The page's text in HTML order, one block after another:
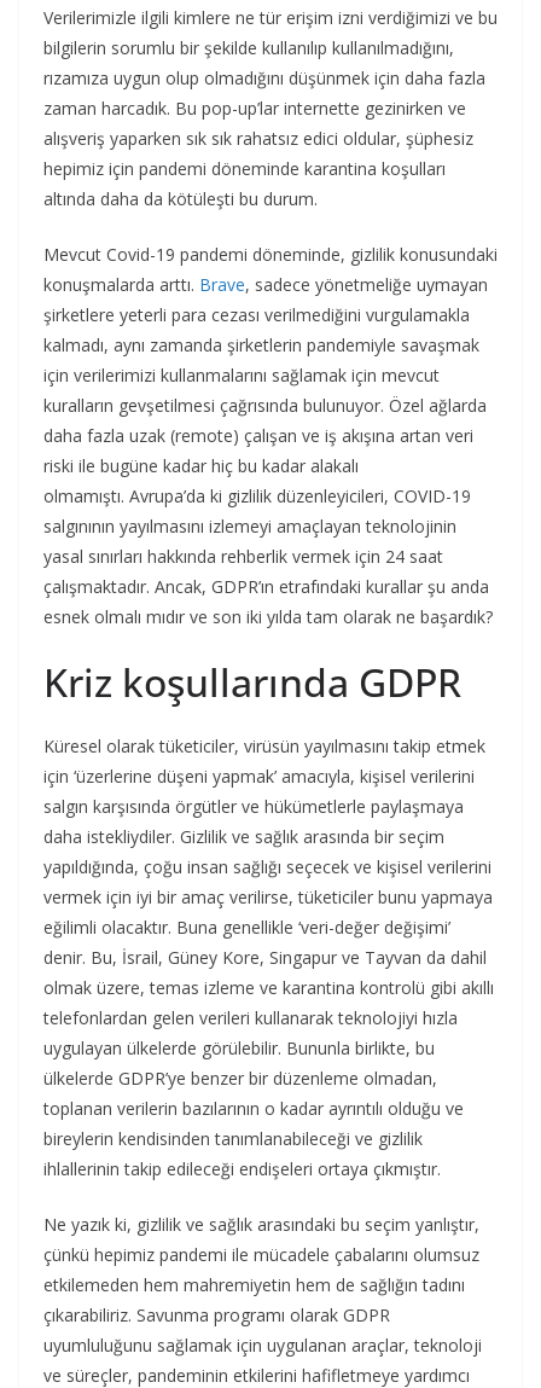
Verilerimizle ilgili kimlere ne tür erişim izni verdiğimizi ve bu
bilgilerin sorumlu bir şekilde kullanılıp kullanılmadığını,
rızamıza uygun olup olmadığını düşünmek için daha fazla
zaman harcadık. Bu pop-up’lar internette gezinirken ve
alışveriş yaparken sık sık rahatsız edici oldular, şüphesiz
hepimiz için pandemi döneminde karantina koşulları
altında daha da kötüleşti bu durum.
Mevcut Covid-19 pandemi döneminde, gizlilik konusundaki
konuşmalarda arttı. Brave, sadece yönetmeliğe uymayan
şirketlere yeterli para cezası verilmediğini vurgulamakla
kalmadı, aynı zamanda şirketlerin pandemiyle savaşmak
için verilerimizi kullanmalarını sağlamak için mevcut
kuralların gevşetilmesi çağrısında bulunuyor. Özel ağlarda
daha fazla uzak (remote) çalışan ve iş akışına artan veri
riski ile bugüne kadar hiç bu kadar alakalı
olmamıştı. Avrupa’da ki gizlilik düzenleyicileri, COVID-19
salgınının yayılmasını izlemeyi amaçlayan teknolojinin
yasal sınırları hakkında rehberlik vermek için 24 saat
çalışmaktadır. Ancak, GDPR’ın etrafındaki kurallar şu anda
esnek olmalı mıdır ve son iki yılda tam olarak ne başardık?
Kriz koşullarında GDPR
Küresel olarak tüketiciler, virüsün yayılmasını takip etmek
için ‘üzerlerine düşeni yapmak’ amacıyla, kişisel verilerini
salgın karşısında örgütler ve hükümetlerle paylaşmaya
daha istekliydiler. Gizlilik ve sağlık arasında bir seçim
yapıldığında, çoğu insan sağlığı seçecek ve kişisel verilerini
vermek için iyi bir amaç verilirse, tüketiciler bunu yapmaya
eğilimli olacaktır. Buna genellikle ‘veri-değer değişimi’
denir. Bu, İsrail, Güney Kore, Singapur ve Tayvan da dahil
olmak üzere, temas izleme ve karantina kontrolü gibi akıllı
telefonlardan gelen verileri kullanarak teknolojiyi hızla
uygulayan ülkelerde görülebilir. Bununla birlikte, bu
ülkelerde GDPR’ye benzer bir düzenleme olmadan,
toplanan verilerin bazılarının o kadar ayrıntılı olduğu ve
bireylerin kendisinden tanımlanabileceği ve gizlilik
ihlallerinin takip edileceği endişeleri ortaya çıkmıştır.
Ne yazık ki, gizlilik ve sağlık arasındaki bu seçim yanlıştır,
çünkü hepimiz pandemi ile mücadele çabalarını olumsuz
etkilemeden hem mahremiyetin hem de sağlığın tadını
çıkarabiliriz. Savunma programı olarak GDPR
uyumluluğunu sağlamak için uygulanan araçlar, teknoloji
ve süreçler, pandeminin etkilerini hafifletmeye yardımcı